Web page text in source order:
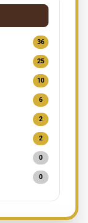
36
25
10
6
2
2
0
0